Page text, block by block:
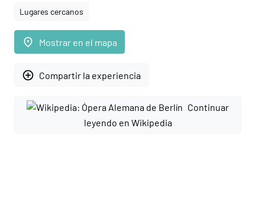
Lugares cercanos
place Mostrar en el mapa
add_circle_outline Compartir la experiencia
Continuar
leyendo en Wikipedia